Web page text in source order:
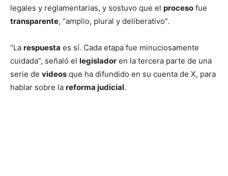
legales y reglamentarias, y sostuvo que el proceso fue
transparente, “amplio, plural y deliberativo”.
“La respuesta es sí. Cada etapa fue minuciosamente
cuidada”, señaló el legislador en la tercera parte de una
serie de videos que ha difundido en su cuenta de X, para
hablar sobre la reforma judicial.